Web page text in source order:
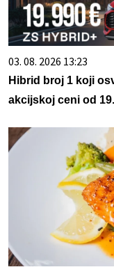
03. 08. 2026 13:23
Hibrid broj 1 koji
akcijskoj ceni od